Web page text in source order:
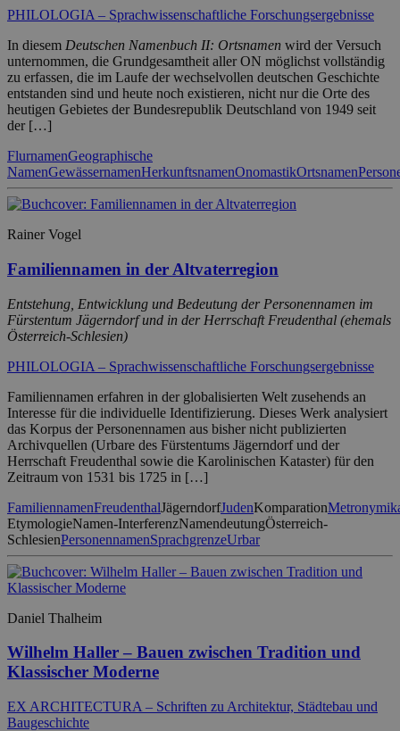
PHILOLOGIA – Sprachwissenschaftliche Forschungsergebnisse
In diesem Deutschen Namenbuch II: Ortsnamen wird der Versuch
unternommen, die Grundgesamtheit aller ON möglichst vollständig
zu erfassen, die im Laufe der wechselvollen deutschen Geschichte
entstanden sind und heute noch existieren, nicht nur die Orte des
heutigen Gebietes der Bundesrepublik Deutschland von 1949 seit
der […]
FlurnamenGeographische
NamenGewässernamenHerkunftsnamenOnomastikOrtsnamen
Rainer Vogel
Familiennamen in der Altvaterregion
Entstehung, Entwicklung und Bedeutung der Personennamen im
Fürstentum Jägerndorf und in der Herrschaft Freudenthal (ehemals
Österreich-Schlesien)
PHILOLOGIA – Sprachwissenschaftliche Forschungsergebnisse
Familiennamen erfahren in der globalisierten Welt zusehends an
Interesse für die individuelle Identifizierung. Dieses Werk analysiert
das Korpus der Personennamen aus bisher nicht publizierten
Archivquellen (Urbare des Fürstentums Jägerndorf und der
Herrschaft Freudenthal sowie die Karolinischen Kataster) für den
Zeitraum von 1531 bis 1725 in […]
FamiliennamenFreudenthalJägerndorfJudenKomparation
EtymologieNamen-InterferenzNamendeutungÖsterreich-
SchlesienPersonennamenSprachgrenzeUrbar
Daniel Thalheim
Wilhelm Haller – Bauen zwischen Tradition und
Klassischer Moderne
EX ARCHITECTURA – Schriften zu Architektur, Städtebau und
Baugeschichte